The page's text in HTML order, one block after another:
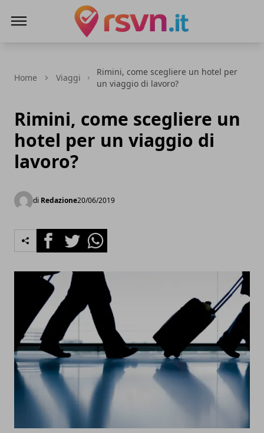
Home Viaggi
Rimini, come scegliere un hotel per
un viaggio di lavoro?
Rimini, come scegliere un
hotel per un viaggio di
lavoro?
di Redazione20/06/2019
FacebookTwitterWhatsapp